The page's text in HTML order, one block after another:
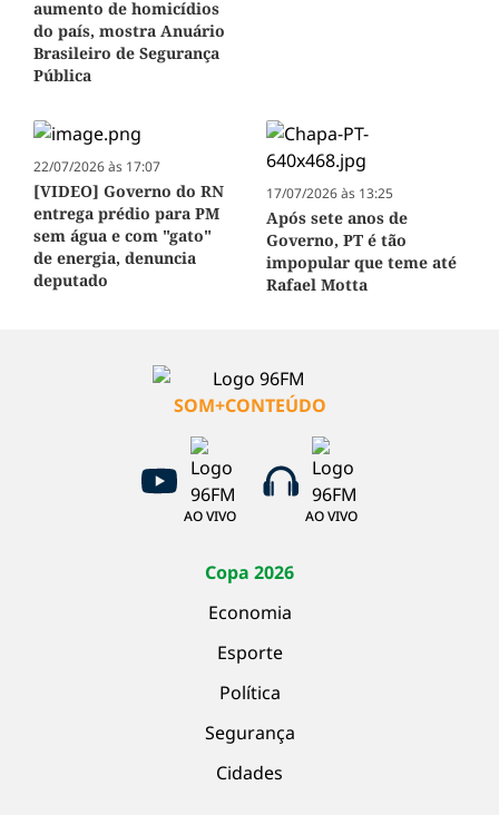
aumento de homicídios
do país, mostra Anuário
Brasileiro de Segurança
Pública
22/07/2026 às 17:07
[VIDEO] Governo do RN
entrega prédio para PM
sem água e com "gato"
de energia, denuncia
deputado
17/07/2026 às 13:25
Após sete anos de
Governo, PT é tão
impopular que teme até
Rafael Motta
SOM+CONTEÚDO
AO VIVO AO VIVO
Copa 2026
Economia
Esporte
Política
Segurança
Cidades